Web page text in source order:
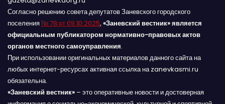
Согласно решению совета депутатов Заневского городского
поселения № 78 от 09.10.2025, «Заневский вестник» является
официальным публикатором нормативно-правовых актов
органов местного самоуправления.
При использовании оригинальных материалов данного сайта на
любых интернет-ресурсах активная ссылка на zanevkasmi.ru
обязательна.
«Заневский вестник» – это оперативные новости и достоверная